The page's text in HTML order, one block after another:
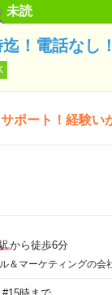
未読
！電話なし
ポート！経験い
から徒歩6分
＆マーケティングの会